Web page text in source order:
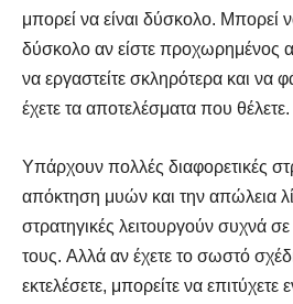
μπορεί να είναι δύσκολο. Μπορεί
δύσκολο αν είστε προχωρημένος
να εργαστείτε σκληρότερα και να
έχετε τα αποτελέσματα που θέλετε.
Υπάρχουν πολλές διαφορετικές
απόκτηση μυών και την απώλεια
στρατηγικές λειτουργούν συχνά
τους. Αλλά αν έχετε το σωστό
εκτελέσετε, μπορείτε να επιτύχετε